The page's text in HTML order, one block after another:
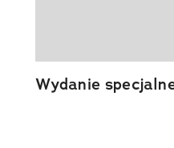
Wydanie